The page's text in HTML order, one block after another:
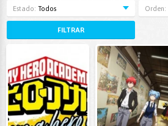
Estado: Todos Orden:
FILTRAR